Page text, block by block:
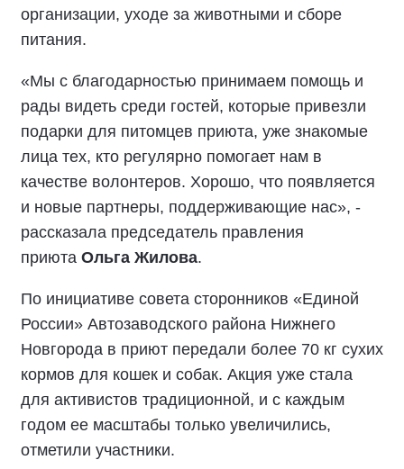
организации, уходе за животными и сборе
питания.
«Мы с благодарностью принимаем помощь и
рады видеть среди гостей, которые привезли
подарки для питомцев приюта, уже знакомые
лица тех, кто регулярно помогает нам в
качестве волонтеров. Хорошо, что появляется
и новые партнеры, поддерживающие нас», -
рассказала председатель правления
приюта Ольга Жилова.
По инициативе совета сторонников «Единой
России» Автозаводского района Нижнего
Новгорода в приют передали более 70 кг сухих
кормов для кошек и собак. Акция уже стала
для активистов традиционной, и с каждым
годом ее масштабы только увеличились,
отметили участники.